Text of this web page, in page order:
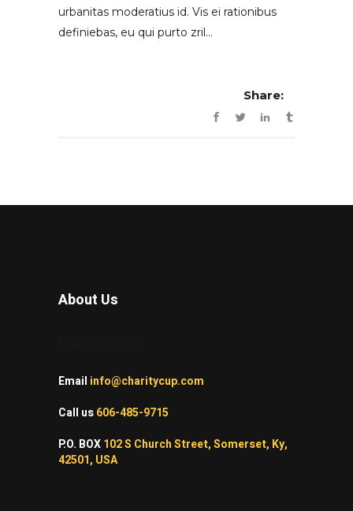
urbanitas moderatius id. Vis ei rationibus
definiebas, eu qui purto zril...
Share:
About Us
Email info@charitycup.com
Call us606-485-9715
P.O. BOX102 S Church Street, Somerset, Ky,
42501, USA